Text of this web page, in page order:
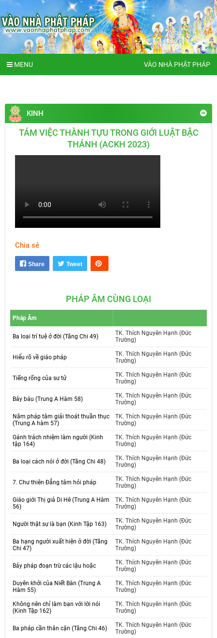
MENU VÀO NHÀ PHẬT PHÁP
KINH
TÁM VIỆC THÀNH TỰU TRONG GIỚI LUẬT BẬC
THÁNH (ACKH 2023)
Chia sẻ
Share Tweet
PHÁP ÂM CÙNG LOẠI
Pháp Âm
Ba loại trí tuệ ở đời (Tăng Chi 49)
TK. Thích Nguyên Hạnh (Đức
Trường)
Hiểu rõ về giáo pháp
TK. Thích Nguyên Hạnh (Đức
Trường)
Tiếng rống của sư tử
TK. Thích Nguyên Hạnh (Đức
Trường)
Bảy báu (Trung A Hàm 58)
TK. Thích Nguyên Hạnh (Đức
Trường)
Năm pháp tâm giải thoát thuần thục
(Trung A hàm 57)
TK. Thích Nguyên Hạnh (Đức
Trường)
Gánh trách nhiệm làm người (Kinh
tập 164)
TK. Thích Nguyên Hạnh (Đức
Trường)
Ba loại cách nói ở đời (Tăng Chi 48)
TK. Thích Nguyên Hạnh (Đức
Trường)
7. Chư thiên Đẳng tâm hỏi pháp
TK. Thích Nguyên Hạnh (Đức
Trường)
Giáo giới Thị giả Di Hê (Trung A Hàm
56)
TK. Thích Nguyên Hạnh (Đức
Trường)
Người thật sự là bạn (Kinh Tập 163)
TK. Thích Nguyên Hạnh (Đức
Trường)
Ba hạng người xuất hiện ở đời (Tăng
Chi 47)
TK. Thích Nguyên Hạnh (Đức
Trường)
Bảy pháp đoạn trừ các lậu hoặc
TK. Thích Nguyên Hạnh (Đức
Trường)
Duyên khởi của Niết Bàn (Trung A
Hàm 55)
TK. Thích Nguyên Hạnh (Đức
Trường)
Không nên chỉ làm bạn với lời nói
(Kinh Tập 162)
TK. Thích Nguyên Hạnh (Đức
Trường)
Ba pháp cần thân cận (Tăng Chi 46)
TK. Thích Nguyên Hạnh (Đức
Trường)